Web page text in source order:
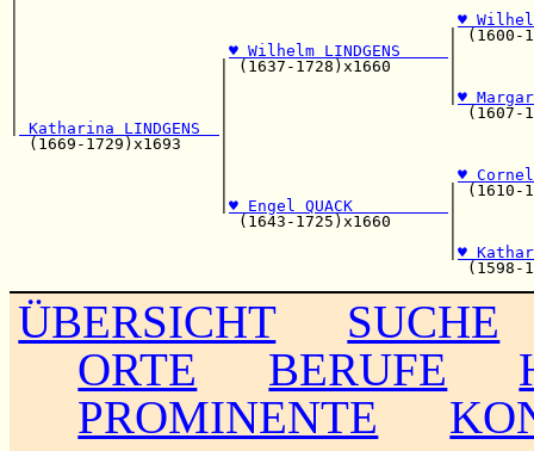
♥
|
♥ Wilhelm LINDGENS
|                     | (1637-
♥
|                     |
Katharina LINDGENS
(1669-
♥
|
♥ Engel QUACK
(1643-
♥
ÜBERSICHT
SUCHE
ORTE
BERUFE
PROMINENTE